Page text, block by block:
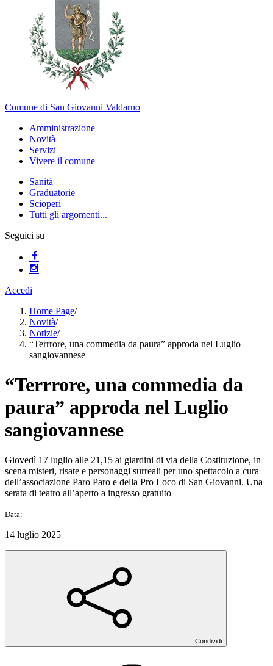
Comune di San Giovanni Valdarno
Amministrazione
Novità
Servizi
Vivere il comune
Sanità
Graduatorie
Scioperi
Tutti gli argomenti...
Seguici su
Accedi
Home Page/
Novità/
Notizie/
“Terrrore, una commedia da paura” approda nel Luglio
sangiovannese
“Terrrore, una commedia da
paura” approda nel Luglio
sangiovannese
Giovedì 17 luglio alle 21,15 ai giardini di via della Costituzione, in
scena misteri, risate e personaggi surreali per uno spettacolo a cura
dell’associazione Paro Paro e della Pro Loco di San Giovanni. Una
serata di teatro all’aperto a ingresso gratuito
Data:
14 luglio 2025
Condividi